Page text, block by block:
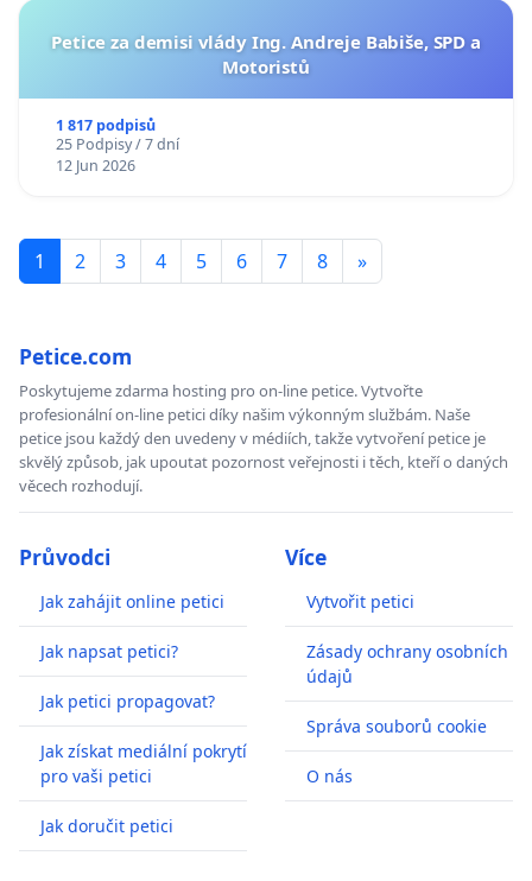
Petice za demisi vlády Ing. Andreje Babiše, SPD a
Motoristů
1 817 podpisů
25 Podpisy / 7 dní
12 Jun 2026
1 2 3 4 5 6 7 8 »
Petice.com
Poskytujeme zdarma hosting pro on-line petice. Vytvořte
profesionální on-line petici díky našim výkonným službám. Naše
petice jsou každý den uvedeny v médiích, takže vytvoření petice je
skvělý způsob, jak upoutat pozornost veřejnosti i těch, kteří o daných
věcech rozhodují.
Průvodci
Jak zahájit online petici
Jak napsat petici?
Jak petici propagovat?
Jak získat mediální pokrytí
pro vaši petici
Jak doručit petici
Více
Vytvořit petici
Zásady ochrany osobních
údajů
Správa souborů cookie
O nás